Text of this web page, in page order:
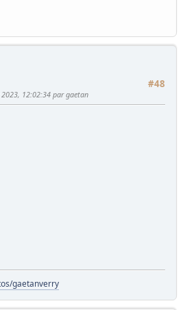
#48
2023, 12:02:34 par gaetan
gaetanverry